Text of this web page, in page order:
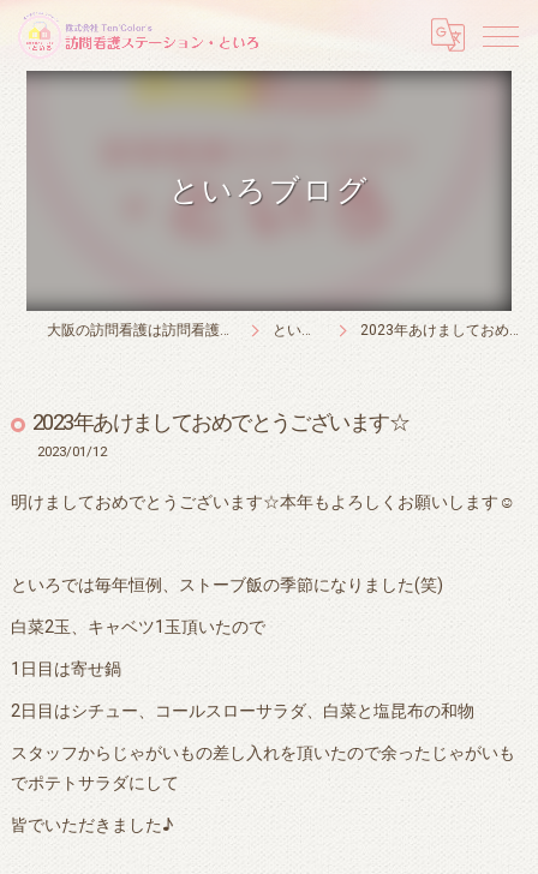
といろブログ
大阪の訪問看護は訪問看護ステーション・といろ といろブログ 2023年あけましておめでとうございます☆
2023年あけましておめでとうございます☆
2023/01/12
明けましておめでとうございます☆本年もよろしくお願いします☺
といろでは毎年恒例、ストーブ飯の季節になりました(笑)
白菜2玉、キャベツ1玉頂いたので
1日目は寄せ鍋
2日目はシチュー、コールスローサラダ、白菜と塩昆布の和物
スタッフからじゃがいもの差し入れを頂いたので余ったじゃがいも
でポテトサラダにして
皆でいただきました♪